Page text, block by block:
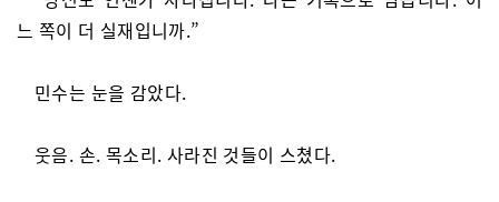
느 쪽이 더 실재입니까.”
민수는 눈을 감았다.
웃음. 손. 목소리. 사라진 것들이 스쳤다.